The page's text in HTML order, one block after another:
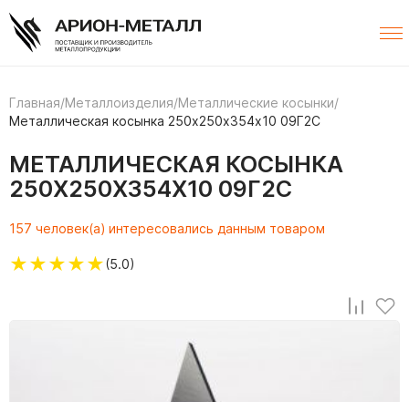
Главная/Металлоизделия/Металлические косынки/
Металлическая косынка 250х250х354х10 09Г2С
МЕТАЛЛИЧЕСКАЯ КОСЫНКА
250Х250Х354Х10 09Г2С
157 человек(а) интересовались данным товаром
★★★★★(5.0)